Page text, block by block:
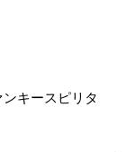
キースピリタ